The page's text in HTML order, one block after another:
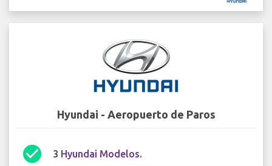
Hyundai - Aeropuerto de Paros
check_circle 3 Hyundai Modelos.